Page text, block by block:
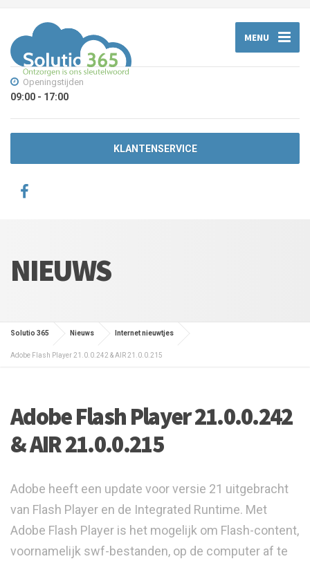
MENU
Openingstijden
09:00 - 17:00
KLANTENSERVICE
NIEUWS
Solutio 365 Nieuws Internet nieuwtjes
Adobe Flash Player 21.0.0.242 & AIR 21.0.0.215
Adobe Flash Player 21.0.0.242
& AIR 21.0.0.215
Adobe heeft een update voor versie 21 uitgebracht
van Flash Player en de Integrated Runtime. Met
Adobe Flash Player is het mogelijk om Flash-content,
voornamelijk swf-bestanden, op de computer af te